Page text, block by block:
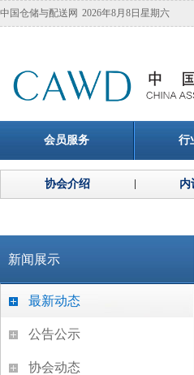
中国仓储与配送网 2026年8月8日星期六
会员服务 行
协会介绍 内
新闻展示
最新动态
公告公示
协会动态